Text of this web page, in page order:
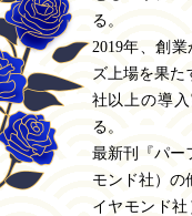
る。
2019年、創
ズ上場を果た
社以上の導
る。
最新刊『パー
モンド社）の
イヤモンド